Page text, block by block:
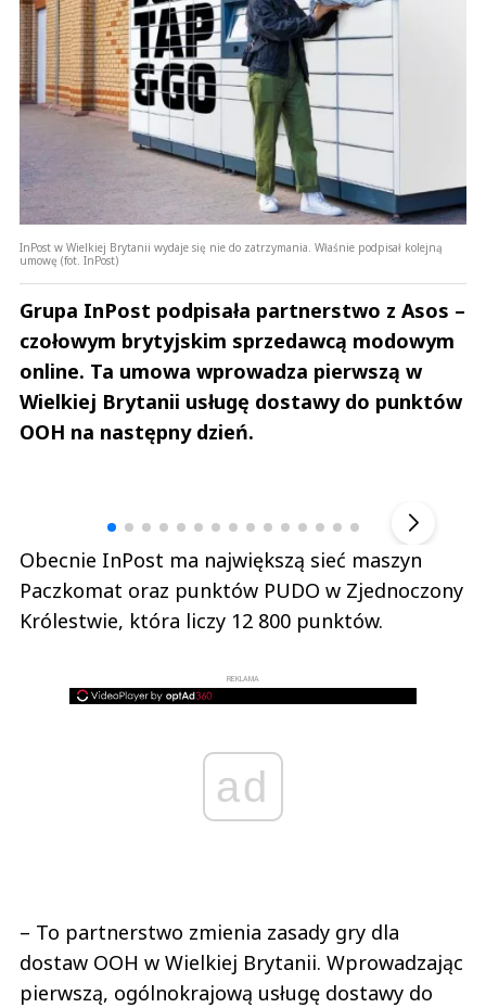
InPost w Wielkiej Brytanii wydaje się nie do zatrzymania. Właśnie podpisał kolejną
umowę (fot. InPost)
Grupa InPost podpisała partnerstwo z Asos –
czołowym brytyjskim sprzedawcą modowym
online. Ta umowa wprowadza pierwszą w
Wielkiej Brytanii usługę dostawy do punktów
OOH na następny dzień.
Obecnie InPost ma największą sieć maszyn
Paczkomat oraz punktów PUDO w Zjednoczony
Królestwie, która liczy 12 800 punktów.
REKLAMA
ad
– To partnerstwo zmienia zasady gry dla
dostaw OOH w Wielkiej Brytanii. Wprowadzając
pierwszą, ogólnokrajową usługę dostawy do